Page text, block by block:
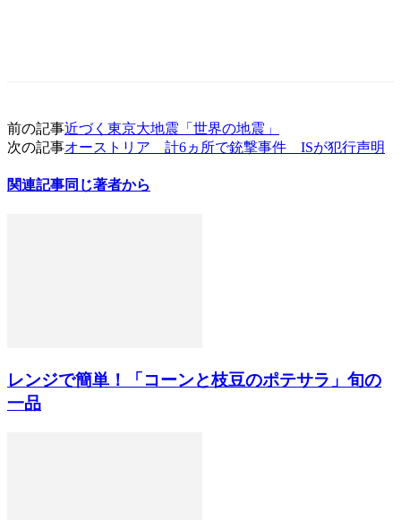
前の記事近づく東京大地震「世界の地震」
次の記事オーストリア 計6ヵ所で銃撃事件 ISが犯行声明
関連記事同じ著者から
レンジで簡単！「コーンと枝豆のポテサラ」旬の
一品